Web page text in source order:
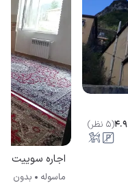
4.9
(
5 نظر)
اجاره سوییت جواد (2)
ماسوله
بدون